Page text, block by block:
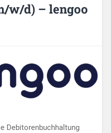
w/d) – lengoo
Debitorenbuchhaltung